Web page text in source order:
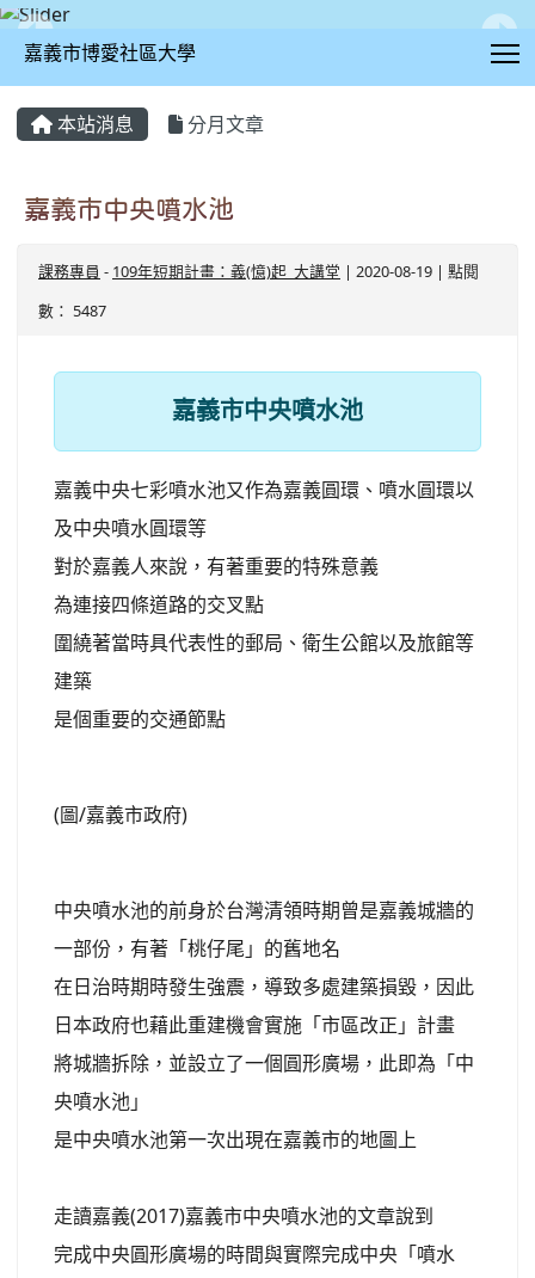
嘉義市博愛社區大學
本站消息 分月文章
嘉義市中央噴水池
課務專員 - 109年短期計畫：義(憶)起_大講堂 | 2020-08-19 | 點閱
數： 5487
嘉義市中央噴水池
嘉義中央七彩噴水池又作為嘉義圓環、噴水圓環以
及中央噴水圓環等
對於嘉義人來說，有著重要的特殊意義
為連接四條道路的交叉點
圍繞著當時具代表性的郵局、衛生公館以及旅館等
建築
是個重要的交通節點
(圖/嘉義市政府)
中央噴水池的前身於台灣清領時期曾是嘉義城牆的
一部份，有著「桃仔尾」的舊地名
在日治時期時發生強震，導致多處建築損毀，因此
日本政府也藉此重建機會實施「市區改正」計畫
將城牆拆除，並設立了一個圓形廣場，此即為「中
央噴水池」
是中央噴水池第一次出現在嘉義市的地圖上
走讀嘉義(2017)嘉義市中央噴水池的文章說到
完成中央圓形廣場的時間與實際完成中央「噴水